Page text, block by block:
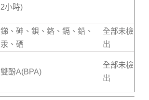
2小時)
銻、砷、鋇、鉻、鎘、鉛、
汞、硒
全部未檢
出
雙酚A(BPA)
全部未檢
出